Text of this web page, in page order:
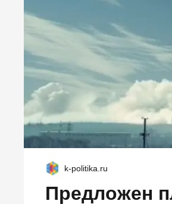
k-politika.ru
Предложен